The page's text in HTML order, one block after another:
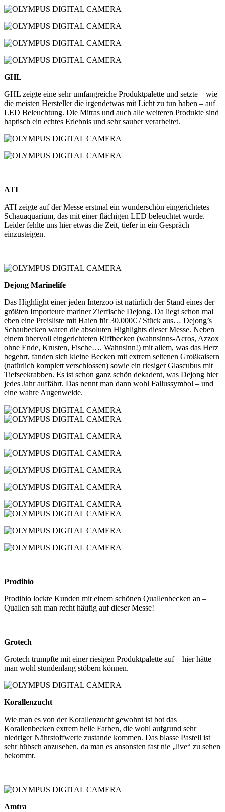
GHL
GHL zeigte eine sehr umfangreiche Produktpalette und setzte – wie
die meisten Hersteller die irgendetwas mit Licht zu tun haben – auf
LED Beleuchtung. Die Mitras und auch alle weiteren Produkte sind
haptisch ein echtes Erlebnis und sehr sauber verarbeitet.
ATI
ATI zeigte auf der Messe erstmal ein wunderschön eingerichtetes
Schauaquarium, das mit einer flächigen LED beleuchtet wurde.
Leider fehlte uns hier etwas die Zeit, tiefer in ein Gespräch
einzusteigen.
Dejong Marinelife
Das Highlight einer jeden Interzoo ist natürlich der Stand eines der
größten Importeure mariner Zierfische Dejong. Da liegt schon mal
eben eine Preisliste mit Haien für 30.000€ / Stück aus… Dejong’s
Schaubecken waren die absoluten Highlights dieser Messe. Neben
einem übervoll eingerichteten Riffbecken (wahnsinns-Acros, Azzox
ohne Ende, Krusten, Fische…. Wahnsinn!) mit allem, was das Herz
begehrt, fanden sich kleine Becken mit extrem seltenen Großkaisern
(natürlich komplett verschlossen) sowie ein riesiger Glascubus mit
Tiefseekrabben. Es ist schon ganz schön dekadent, was Dejong hier
jedes Jahr auffährt. Das nennt man dann wohl Fallussymbol – und
eine wahre Augenweide.
Prodibio
Prodibio lockte Kunden mit einem schönen Quallenbecken an –
Quallen sah man recht häufig auf dieser Messe!
Grotech
Grotech trumpfte mit einer riesigen Produktpalette auf – hier hätte
man wohl stundenlang stöbern können.
Korallenzucht
Wie man es von der Korallenzucht gewohnt ist bot das
Korallenbecken extrem helle Farben, die wohl aufgrund sehr
niedriger Nährstoffwerte zustande kommen. Das blasse Pastell ist
sehr hübsch anzusehen, da man es ansonsten fast nie „live“ zu sehen
bekommt.
Amtra